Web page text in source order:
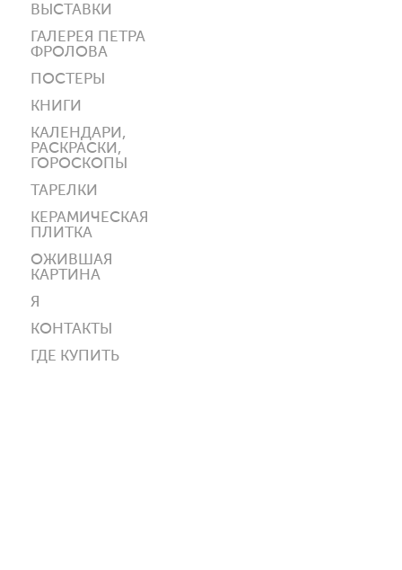
ВЫСТАВКИ
ГАЛЕРЕЯ ПЕТРА
ФРОЛОВА
ПОСТЕРЫ
КНИГИ
КАЛЕНДАРИ,
РАСКРАСКИ,
ГОРОСКОПЫ
ТАРЕЛКИ
КЕРАМИЧЕСКАЯ
ПЛИТКА
ОЖИВШАЯ
КАРТИНА
Я
КОНТАКТЫ
ГДЕ КУПИТЬ